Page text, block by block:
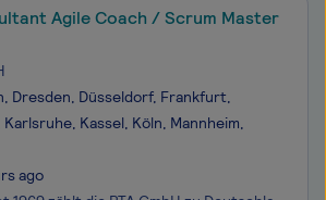
Agile Coach / Scrum Master
Dresden, Düsseldorf, Frankfurt,
Karlsruhe, Kassel, Köln, Mannheim,
ago